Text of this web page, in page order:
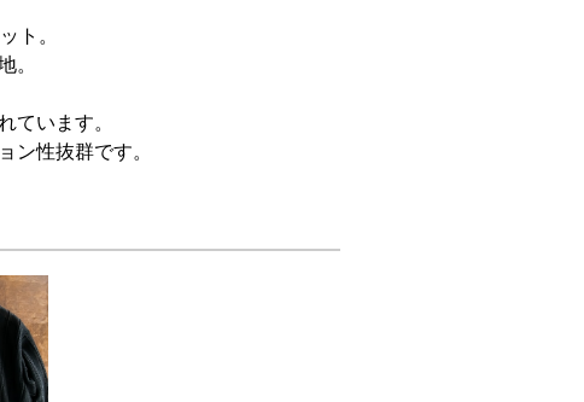
ト。
。
ています。
ン性抜群です。